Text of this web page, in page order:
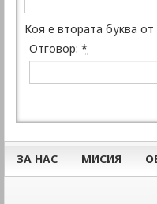
Коя е втората буква от
Отговор: *
ЗА НАС МИСИЯ